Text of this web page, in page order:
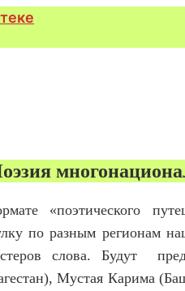
«поэтического
по разным регионам
слова. Будут
Мустая Карима